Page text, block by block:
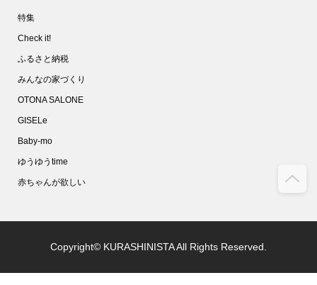
特集
Check it!
ふるさと納税
みんなの家づくり
OTONA SALONE
GISELe
Baby-mo
ゆうゆうtime
赤ちゃんが欲しい
Copyright© KURASHINISTA All Rights Reserved.